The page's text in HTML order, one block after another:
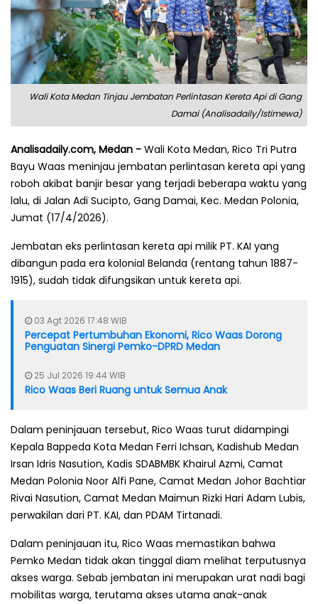
Wali Kota Medan Tinjau Jembatan Perlintasan Kereta Api di Gang
Damai (Analisadaily/Istimewa)
Analisadaily.com, Medan - Wali Kota Medan, Rico Tri Putra
Bayu Waas meninjau jembatan perlintasan kereta api yang
roboh akibat banjir besar yang terjadi beberapa waktu yang
lalu, di Jalan Adi Sucipto, Gang Damai, Kec. Medan Polonia,
Jumat (17/4/2026).
Jembatan eks perlintasan kereta api milik PT. KAI yang
dibangun pada era kolonial Belanda (rentang tahun 1887-
1915), sudah tidak difungsikan untuk kereta api.
03 Agt 2026 17:48 WIB
Percepat Pertumbuhan Ekonomi, Rico Waas Dorong
Penguatan Sinergi Pemko-DPRD Medan
25 Jul 2026 19:44 WIB
Rico Waas Beri Ruang untuk Semua Anak
Dalam peninjauan tersebut, Rico Waas turut didampingi
Kepala Bappeda Kota Medan Ferri Ichsan, Kadishub Medan
Irsan Idris Nasution, Kadis SDABMBK Khairul Azmi, Camat
Medan Polonia Noor Alfi Pane, Camat Medan Johor Bachtiar
Rivai Nasution, Camat Medan Maimun Rizki Hari Adam Lubis,
perwakilan dari PT. KAI, dan PDAM Tirtanadi.
Dalam peninjauan itu, Rico Waas memastikan bahwa
Pemko Medan tidak akan tinggal diam melihat terputusnya
akses warga. Sebab jembatan ini merupakan urat nadi bagi
mobilitas warga, terutama akses utama anak-anak